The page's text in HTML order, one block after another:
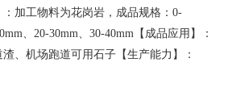
：加工物料为花岗岩，成品规格：0-
、20-30mm、30-40mm 【成品应用】：
、机场跑道可用石子 【生产能力】：